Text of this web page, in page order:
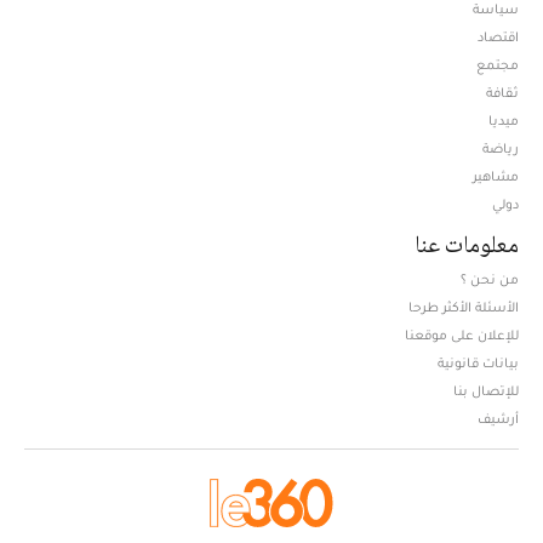
سياسة
اقتصاد
مجتمع
ثقافة
ميديا
رياضة
مشاهير
دولي
معلومات عنا
من نحن ؟
الأسئلة الأكثر طرحا
للإعلان على موقعنا
بيانات قانونية
للإتصال بنا
أرشيف